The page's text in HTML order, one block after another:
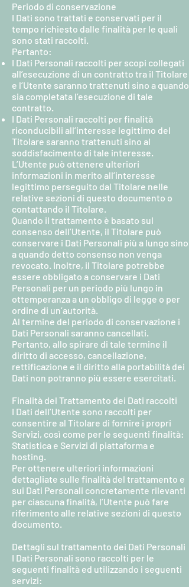
Periodo di conservazione
I Dati sono trattati e conservati per il
tempo richiesto dalle finalità per le quali
sono stati raccolti.
Pertanto:
I Dati Personali raccolti per scopi collegati
all’esecuzione di un contratto tra il Titolare
e l’Utente saranno trattenuti sino a quando
sia completata l’esecuzione di tale
contratto.
I Dati Personali raccolti per finalità
riconducibili all’interesse legittimo del
Titolare saranno trattenuti sino al
soddisfacimento di tale interesse.
L’Utente può ottenere ulteriori
informazioni in merito all’interesse
legittimo perseguito dal Titolare nelle
relative sezioni di questo documento o
contattando il Titolare.
Quando il trattamento è basato sul
consenso dell’Utente, il Titolare può
conservare i Dati Personali più a lungo sino
a quando detto consenso non venga
revocato. Inoltre, il Titolare potrebbe
essere obbligato a conservare i Dati
Personali per un periodo più lungo in
ottemperanza a un obbligo di legge o per
ordine di un’autorità.
Al termine del periodo di conservazione i
Dati Personali saranno cancellati.
Pertanto, allo spirare di tale termine il
diritto di accesso, cancellazione,
rettificazione e il diritto alla portabilità dei
Dati non potranno più essere esercitati.
Finalità del Trattamento dei Dati raccolti
I Dati dell’Utente sono raccolti per
consentire al Titolare di fornire i propri
Servizi, così come per le seguenti finalità:
Statistica e Servizi di piattaforma e
hosting.
Per ottenere ulteriori informazioni
dettagliate sulle finalità del trattamento e
sui Dati Personali concretamente rilevanti
per ciascuna finalità, l’Utente può fare
riferimento alle relative sezioni di questo
documento.
Dettagli sul trattamento dei Dati Personali
I Dati Personali sono raccolti per le
seguenti finalità ed utilizzando i seguenti
servizi: